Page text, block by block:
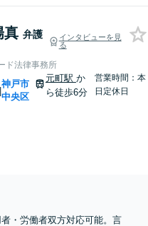
真 弁護
インタビューを見
る
ド法律事務所
|
神戸市
中央区
元町駅 か
ら徒歩6分
営業時間：本
日定休日
・労働者双方対応可能。言